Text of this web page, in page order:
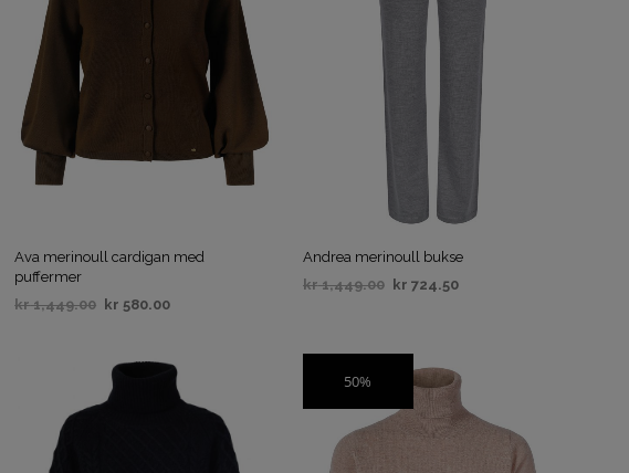
Ava merinoull cardigan med
puffermer
kr1,449.00 kr 580.00
Andrea merinoull bukse
kr1,449.00 kr 724.50
50%
SALG